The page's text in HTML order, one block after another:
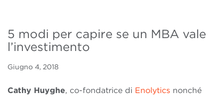
5 modi per capire se un MBA vale
l’investimento
Giugno 4, 2018
Cathy Huyghe, co-fondatrice di Enolytics nonché